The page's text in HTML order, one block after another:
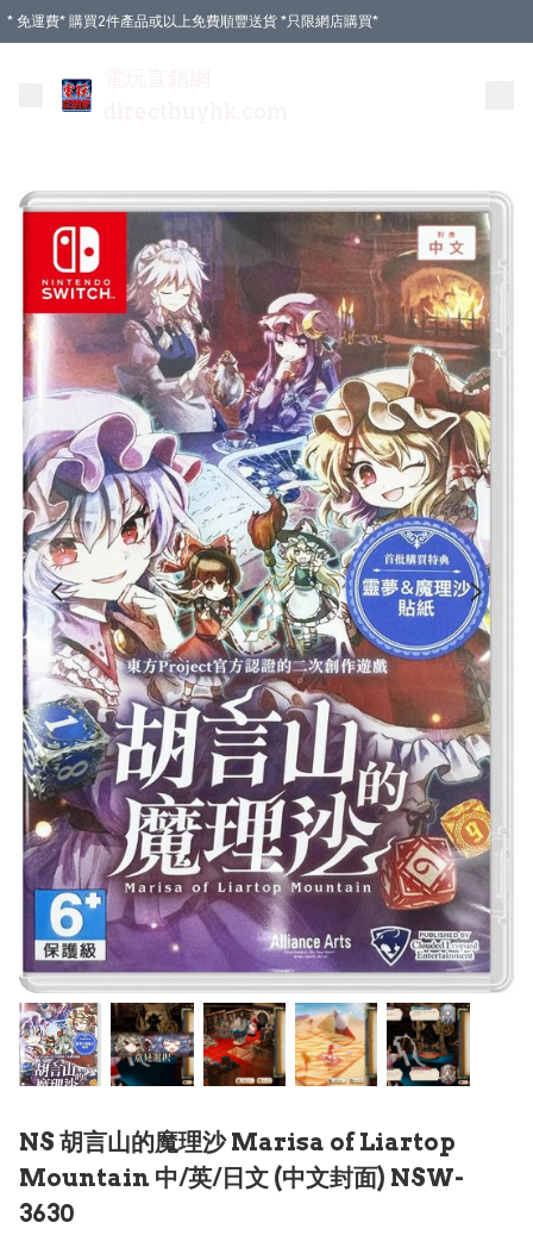
* 免運費* 購買2件產品或以上免費順豐送貨 *只限網店購買*
NS 胡言山的魔理沙 Marisa of Liartop
Mountain 中/英/日文 (中文封面) NSW-
3630